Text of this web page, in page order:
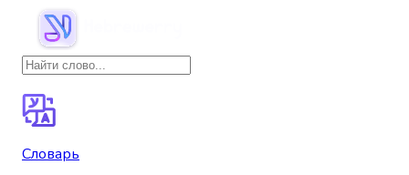
Словарь